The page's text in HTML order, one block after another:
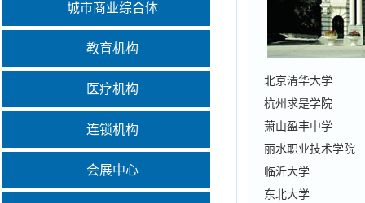
城市商业综合体
教育机构
医疗机构
连锁机构
会展中心
北京清华大学
杭州求是学院
萧山盈丰中学
丽水职业技术学院
临沂大学
东北大学